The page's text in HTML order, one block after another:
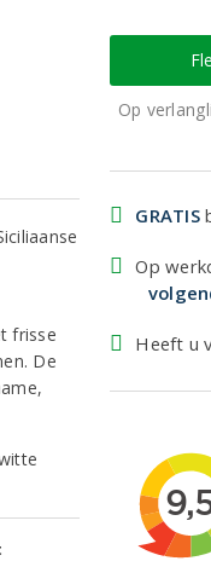
frisse
De
Op
GRATIS
Op
Heeft u